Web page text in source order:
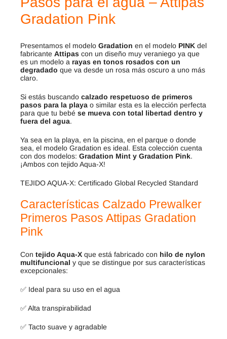
Gradation Pink
Presentamos el modelo Gradation en el modelo PINK del
fabricante Attipas con un diseño muy veraniego ya que
es un modelo a rayas en tonos rosados con un
degradado que va desde un rosa más oscuro a uno más
claro.
Si estás buscando calzado respetuoso de primeros
pasos para la playa o similar esta es la elección perfecta
para que tu bebé se mueva con total libertad dentro y
fuera del agua.
Ya sea en la playa, en la piscina, en el parque o donde
sea, el modelo Gradation es ideal. Esta colección cuenta
con dos modelos: Gradation Mint y Gradation Pink.
¡Ambos con tejido Aqua-X!
TEJIDO AQUA-X: Certificado Global Recycled Standard
Características Calzado Prewalker
Primeros Pasos Attipas Gradation
Pink
Con tejido Aqua-X que está fabricado con hilo de nylon
multifuncional y que se distingue por sus características
excepcionales:
✅ Ideal para su uso en el agua
✅ Alta transpirabilidad
✅ Tacto suave y agradable